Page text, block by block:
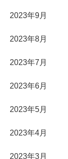
2023年9月
2023年8月
2023年7月
2023年6月
2023年5月
2023年4月
2023年3月